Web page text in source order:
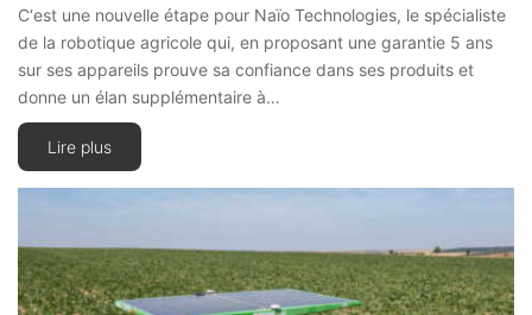
C‘est une nouvelle étape pour Naïo Technologies, le spécialiste
de la robotique agricole qui, en proposant une garantie 5 ans
sur ses appareils prouve sa confiance dans ses produits et
donne un élan supplémentaire à…
Lire plus